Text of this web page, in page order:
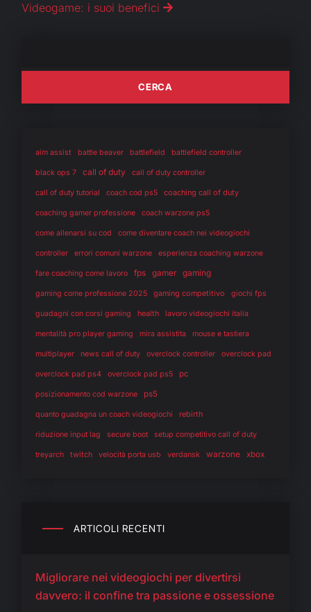
Videogame: i suoi benefici
aim assist battle beaver battlefield battlefield controller
black ops 7 call of duty call of duty controller
call of duty tutorial coach cod ps5 coaching call of duty
coaching gamer professione coach warzone ps5
come allenarsi su cod come diventare coach nei videogiochi
controller errori comuni warzone esperienza coaching warzone
fare coaching come lavoro fps gamer gaming
gaming come professione 2025 gaming competitivo giochi fps
guadagni con corsi gaming health lavoro videogiochi italia
mentalità pro player gaming mira assistita mouse e tastiera
multiplayer news call of duty overclock controller overclock pad
overclock pad ps4 overclock pad ps5 pc
posizionamento cod warzone ps5
quanto guadagna un coach videogiochi rebirth
riduzione input lag secure boot setup competitivo call of duty
treyarch twitch velocità porta usb verdansk warzone xbox
ARTICOLI RECENTI
Migliorare nei videogiochi per divertirsi
davvero: il confine tra passione e ossessione